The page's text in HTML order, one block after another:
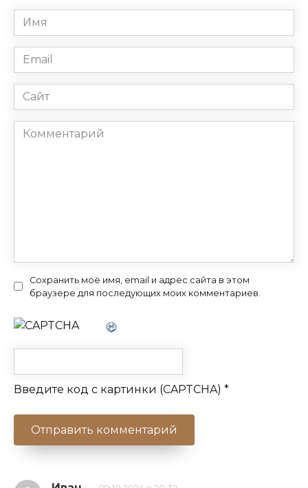
Имя
*
Email
*
Сайт
Комментарий
Сохранить моё имя, email и адрес сайта в этом
браузере для последующих моих комментариев.
Введите код с картинки (CAPTCHA) *